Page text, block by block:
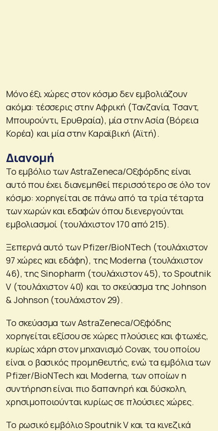
Μόνο έξι χώρες στον κόσμο δεν εμβολιάζουν
ακόμα: τέσσερις στην Αφρική (Τανζανία, Τσαντ,
Μπουρούντι, Ερυθραία), μία στην Ασία (Βόρεια
Κορέα) και μία στην Καραϊβική (Αϊτή).
Διανομή
Το εμβόλιο των AstraZeneca/Οξφόρδης είναι
αυτό που έχει διανεμηθεί περισσότερο σε όλο τον
κόσμο: χορηγείται σε πάνω από τα τρία τέταρτα
των χωρών και εδαφών όπου διενεργούνται
εμβολιασμοί (τουλάχιστον 170 από 215).
Ξεπερνά αυτό των Pfizer/BioNTech (τουλάχιστον
97 χώρες και εδάφη), της Moderna (τουλάχιστον
46), της Sinopharm (τουλάχιστον 45), το Spoutnik
V (τουλάχιστον 40) και το σκεύασμα της Johnson
& Johnson (τουλάχιστον 29).
Το σκεύασμα των AstraZeneca/Οξφόδης
χορηγείται εξίσου σε χώρες πλούσιες και φτωχές,
κυρίως χάρη στον μηχανισμό Covax, του οποίου
είναι ο βασικός προμηθευτής, ενώ τα εμβόλια των
Pfizer/BioNTech και Moderna, των οποίων η
συντήρηση είναι πιο δαπανηρή και δύσκολη,
χρησιμοποιούνται κυρίως σε πλούσιες χώρες.
Το ρωσικό εμβόλιο Spoutnik V και τα κινεζικά